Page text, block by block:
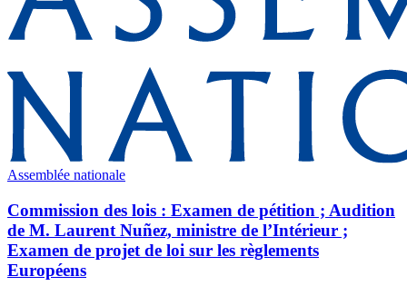
Assemblée nationale
Commission des lois : Examen de pétition ; Audition
de M. Laurent Nuñez, ministre de l’Intérieur ;
Examen de projet de loi sur les règlements
Européens